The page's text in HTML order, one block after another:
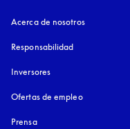
Acerca de nosotros
Responsabilidad
Inversores
Ofertas de empleo
Prensa